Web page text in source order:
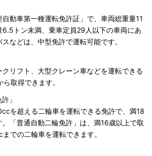
動車第一種運転免許証」で、車両総重量11
6.5トン未満、乗車定員29人以下の車両にあ
などは、中型免許で運転可能です。
リフト、大型クレーン車などを運転できる
取得できます。
」
を超える二輪車を運転できる免許で、満18
「普通自動二輪免許」は、満16歳以上で取
での二輪車を運転できます。